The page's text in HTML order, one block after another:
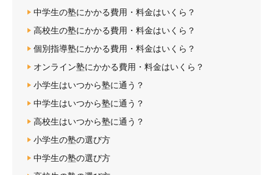
中学生の塾にかかる費用・料金はいくら？
高校生の塾にかかる費用・料金はいくら？
個別指導塾にかかる費用・料金はいくら？
オンライン塾にかかる費用・料金はいくら？
小学生はいつから塾に通う？
中学生はいつから塾に通う？
高校生はいつから塾に通う？
小学生の塾の選び方
中学生の塾の選び方